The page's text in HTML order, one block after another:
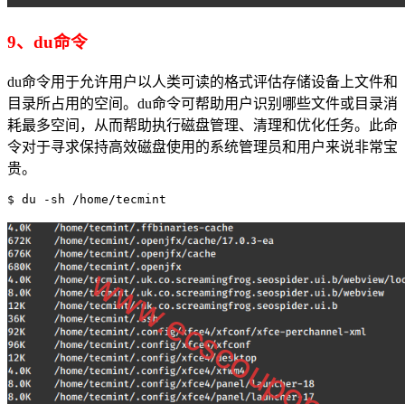
9、du命令
du命令用于允许用户以人类可读的格式评估存储设备上文件和
目录所占用的空间。du命令可帮助用户识别哪些文件或目录消
耗最多空间，从而帮助执行磁盘管理、清理和优化任务。此命
令对于寻求保持高效磁盘使用的系统管理员和用户来说非常宝
贵。
$ du -sh /home/tecmint